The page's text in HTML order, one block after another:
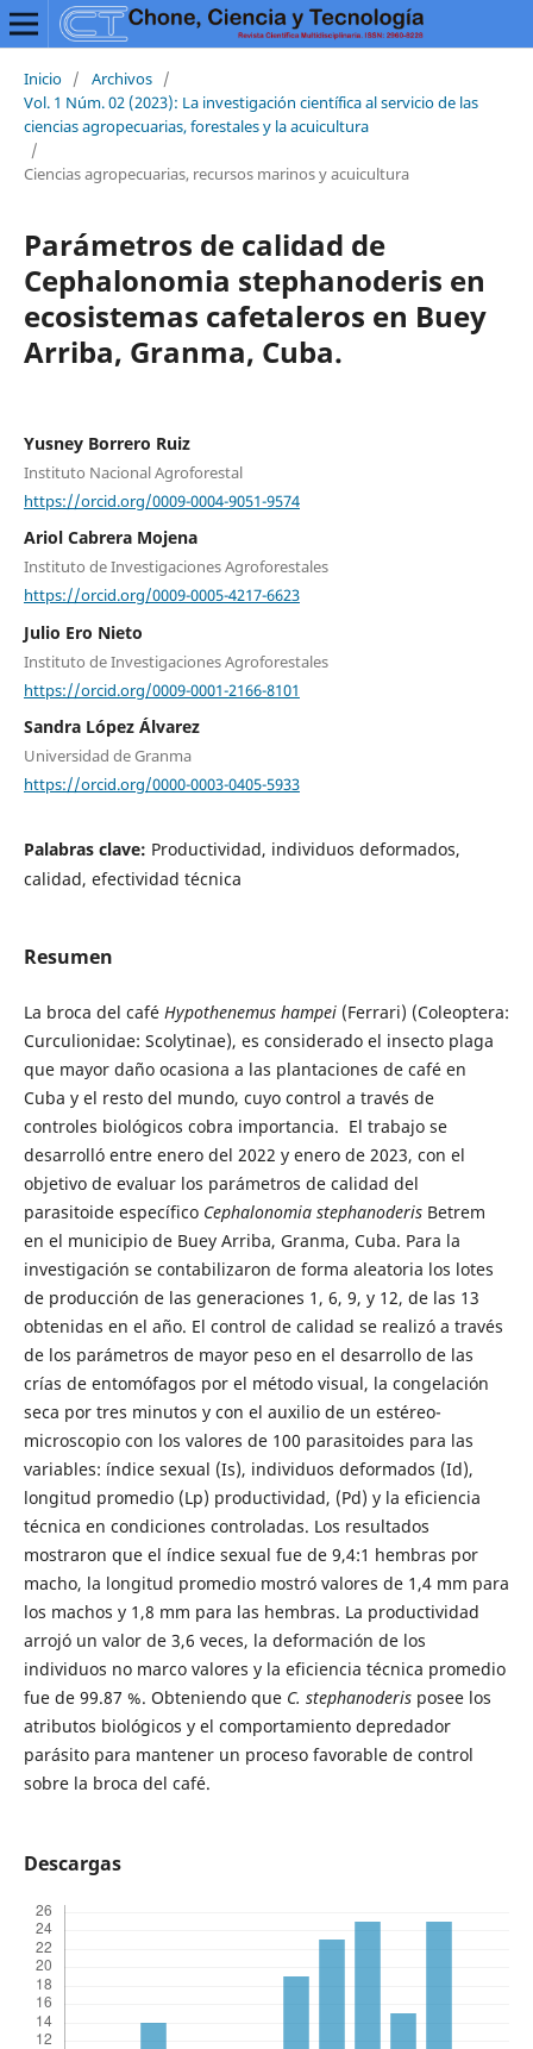
Inicio / Archivos /
Vol. 1 Núm. 02 (2023): La investigación científica al servicio de las
ciencias agropecuarias, forestales y la acuicultura
/
Ciencias agropecuarias, recursos marinos y acuicultura
Parámetros de calidad de
Cephalonomia stephanoderis en
ecosistemas cafetaleros en Buey
Arriba, Granma, Cuba.
Yusney Borrero Ruiz
Instituto Nacional Agroforestal
https://orcid.org/0009-0004-9051-9574
Ariol Cabrera Mojena
Instituto de Investigaciones Agroforestales
https://orcid.org/0009-0005-4217-6623
Julio Ero Nieto
Instituto de Investigaciones Agroforestales
https://orcid.org/0009-0001-2166-8101
Sandra López Álvarez
Universidad de Granma
https://orcid.org/0000-0003-0405-5933
Palabras clave: Productividad, individuos deformados,
calidad, efectividad técnica
Resumen
La broca del café Hypothenemus hampei(Ferrari) (Coleoptera:
Curculionidae: Scolytinae), es considerado el insecto plaga
que mayor daño ocasiona a las plantaciones de café en
Cuba y el resto del mundo, cuyo control a través de
controles biológicos cobra importancia. El trabajo se
desarrolló entre enero del 2022 y enero de 2023, con el
objetivo de evaluar los parámetros de calidad del
parasitoide específico Cephalonomia stephanoderisBetrem
en el municipio de Buey Arriba, Granma, Cuba. Para la
investigación se contabilizaron de forma aleatoria los lotes
de producción de las generaciones 1, 6, 9, y 12, de las 13
obtenidas en el año. El control de calidad se realizó a través
de los parámetros de mayor peso en el desarrollo de las
crías de entomófagos por el método visual, la congelación
seca por tres minutos y con el auxilio de un estéreo-
microscopio con los valores de 100 parasitoides para las
variables: índice sexual (Is), individuos deformados (Id),
longitud promedio (Lp) productividad, (Pd) y la eficiencia
técnica en condiciones controladas. Los resultados
mostraron que el índice sexual fue de 9,4:1 hembras por
macho, la longitud promedio mostró valores de 1,4 mm para
los machos y 1,8 mm para las hembras. La productividad
arrojó un valor de 3,6 veces, la deformación de los
individuos no marco valores y la eficiencia técnica promedio
fue de 99.87 %. Obteniendo que C. stephanoderisposee los
atributos biológicos y el comportamiento depredador
parásito para mantener un proceso favorable de control
sobre la broca del café.
Descargas